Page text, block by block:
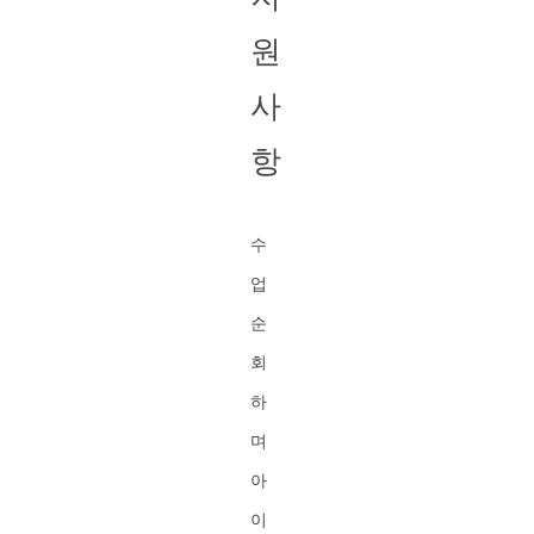
원
사
항
수
업
순
회
하
며
아
이